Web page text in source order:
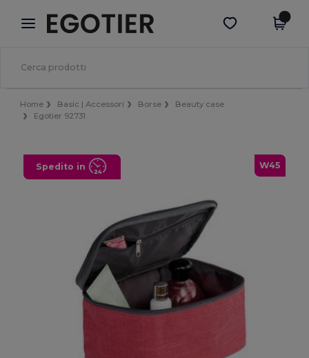
× App Egotier
Prezzi migliori sull'app!
Scarica app
Home Basic | Accessori Borse
Beauty case
Egotier 92731
W45
Spedito in